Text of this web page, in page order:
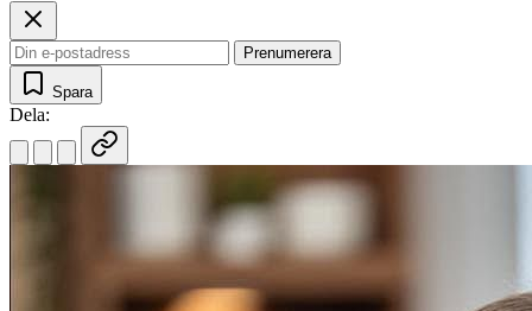
Prenumerera
Spara
Dela: